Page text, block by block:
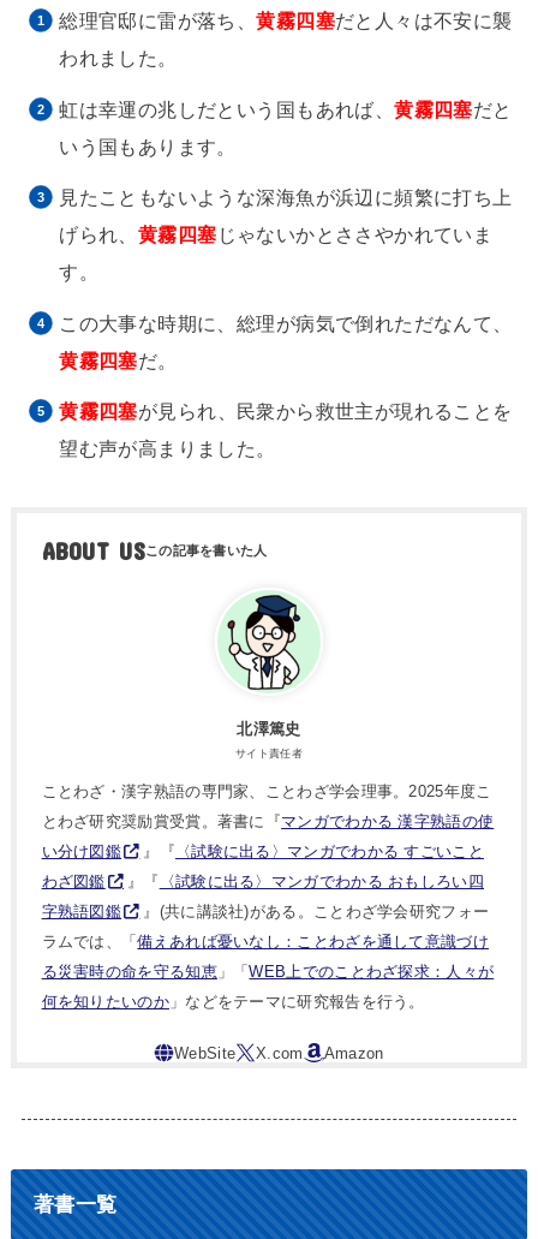
総理官邸に雷が落ち、黄霧四塞だと人々は不安に襲
われました。
虹は幸運の兆しだという国もあれば、黄霧四塞だと
いう国もあります。
見たこともないような深海魚が浜辺に頻繁に打ち上
げられ、 黄霧四塞 じゃないかとささやかれていま
す。
この大事な時期に、総理が病気で倒れただなんて、
黄霧四塞だ。
黄霧四塞が見られ、民衆から救世主が現れることを
望む声が高まりました。
ABOUT US
北澤篤史
サイト責任者
ことわざ・漢字熟語の専門家、ことわざ学会理事。2025年度こ
とわざ研究奨励賞受賞。著書に『マンガでわかる 漢字熟語の使
い分け図鑑
』『 〈試験に出る〉マンガでわかる すごいこと
わざ図鑑
』『
〈試験に出る〉マンガでわかる おもしろい四
字熟語図鑑
』(共に講談社)がある。ことわざ学会研究フォー
ラムでは、「備えあれば憂いなし：ことわざを通して意識づけ
る災害時の命を守る知恵」「WEB上でのことわざ探求：人々が
何を知りたいのか」などをテーマに研究報告を行う。
著書一覧